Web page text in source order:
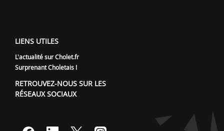
LIENS UTILES
L'actualité sur Cholet.fr
Surprenant Choletais !
RETROUVEZ-NOUS SUR LES
RÉSEAUX SOCIAUX
Lien vers notre page Facebook
Lien vers notre page
Lien vers notre page
Lien vers notre